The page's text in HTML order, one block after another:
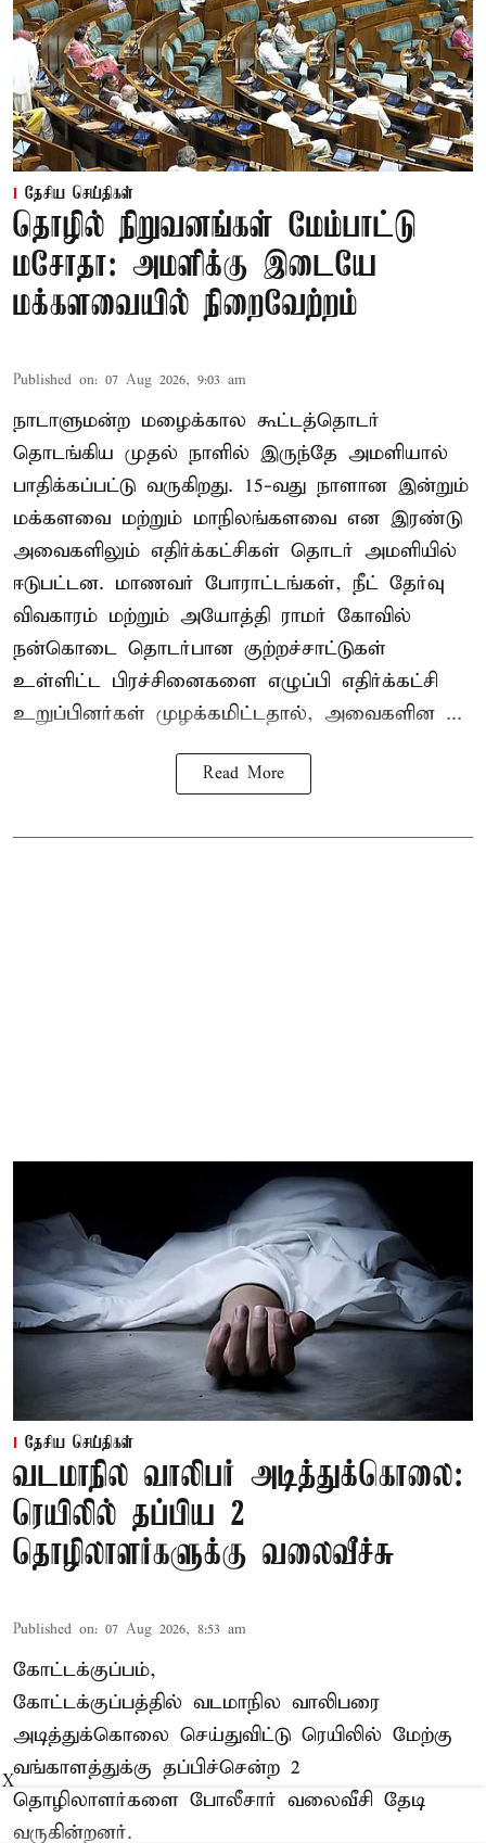
தேசிய செய்திகள்
தொழில் நிறுவனங்கள் மேம்பாட்டு
மசோதா: அமளிக்கு இடையே
மக்களவையில் நிறைவேற்றம்
Published on: 07 Aug 2026, 9:03 am
நாடாளுமன்ற மழைக்கால கூட்டத்தொடர்
தொடங்கிய முதல் நாளில் இருந்தே அமளியால்
பாதிக்கப்பட்டு வருகிறது. 15-வது நாளான இன்றும்
மக்களவை மற்றும் மாநிலங்களவை என இரண்டு
அவைகளிலும் எதிர்க்கட்சிகள் தொடர் அமளியில்
ஈடுபட்டன. மாணவர் போராட்டங்கள், நீட் தேர்வு
விவகாரம் மற்றும் அயோத்தி ராமர் கோவில்
நன்கொடை தொடர்பான குற்றச்சாட்டுகள்
உள்ளிட்ட பிரச்சினைகளை எழுப்பி எதிர்க்கட்சி
உறுப்பினர்கள் முழக்கமிட்டதால், அவைகளின ...
Read More
தேசிய செய்திகள்
வடமாநில வாலிபர் அடித்துக்கொலை:
ரெயிலில் தப்பிய 2
தொழிலாளர்களுக்கு வலைவீச்சு
Published on: 07 Aug 2026, 8:53 am
கோட்டக்குப்பம்,
கோட்டக்குப்பத்தில் வடமாநில வாலிபரை
அடித்துக்கொலை செய்துவிட்டு ரெயிலில் மேற்கு
வங்காளத்துக்கு தப்பிச்சென்ற 2
தொழிலாளர்களை போலீசார் வலைவீசி தேடி
வருகின்றனர்.
X